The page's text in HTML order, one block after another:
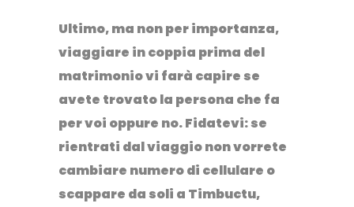
Ultimo, ma non per importanza,
viaggiare in coppia prima del
matrimonio vi farà capire se
avete trovato la persona che fa
per voi oppure no. Fidatevi: se
rientrati dal viaggio non vorrete
cambiare numero di cellulare o
scappare da soli a Timbuctu,